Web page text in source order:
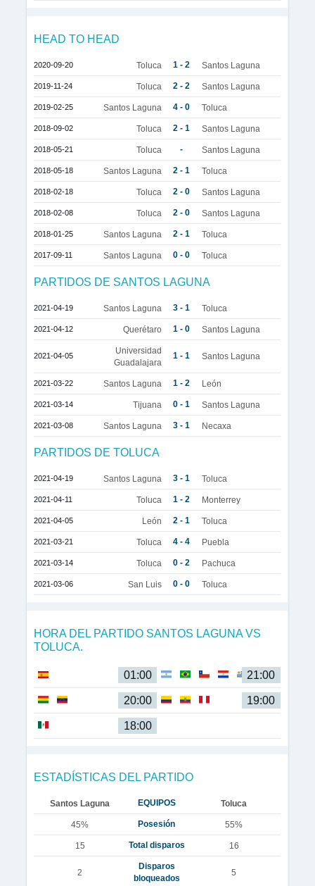
HEAD TO HEAD
2020-09-20 Toluca 1 - 2 Santos Laguna
2019-11-24 Toluca 2 - 2 Santos Laguna
2019-02-25 Santos Laguna 4 - 0 Toluca
2018-09-02 Toluca 2 - 1 Santos Laguna
2018-05-21 Toluca - Santos Laguna
2018-05-18 Santos Laguna 2 - 1 Toluca
2018-02-18 Toluca 2 - 0 Santos Laguna
2018-02-08 Toluca 2 - 0 Santos Laguna
2018-01-25 Santos Laguna 2 - 1 Toluca
2017-09-11 Santos Laguna 0 - 0 Toluca
PARTIDOS DE SANTOS LAGUNA
2021-04-19 Santos Laguna 3 - 1 Toluca
2021-04-12 Querétaro 1 - 0 Santos Laguna
2021-04-05
Universidad
Guadalajara
1 - 1 Santos Laguna
2021-03-22 Santos Laguna 1 - 2 León
2021-03-14 Tijuana 0 - 1 Santos Laguna
2021-03-08 Santos Laguna 3 - 1 Necaxa
PARTIDOS DE TOLUCA
2021-04-19 Santos Laguna 3 - 1 Toluca
2021-04-11 Toluca 1 - 2 Monterrey
2021-04-05 León 2 - 1 Toluca
2021-03-21 Toluca 4 - 4 Puebla
2021-03-14 Toluca 0 - 2 Pachuca
2021-03-06 San Luis 0 - 0 Toluca
HORA DEL PARTIDO SANTOS LAGUNA VS
TOLUCA.
01:00 21:00
20:00 19:00
18:00
ESTADÍSTICAS DEL PARTIDO
Santos Laguna EQUIPOS Toluca
45% Posesión 55%
15 Total disparos 16
2
Disparos
bloqueados
5